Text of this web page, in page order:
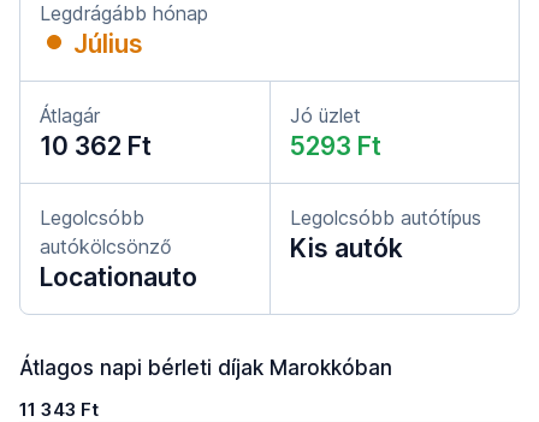
Legdrágább hónap
Július
Átlagár
10 362 Ft
Jó üzlet
5293 Ft
Legolcsóbb
autókölcsönző
Locationauto
Legolcsóbb autótípus
Kis autók
Átlagos napi bérleti díjak Marokkóban
11 343 Ft